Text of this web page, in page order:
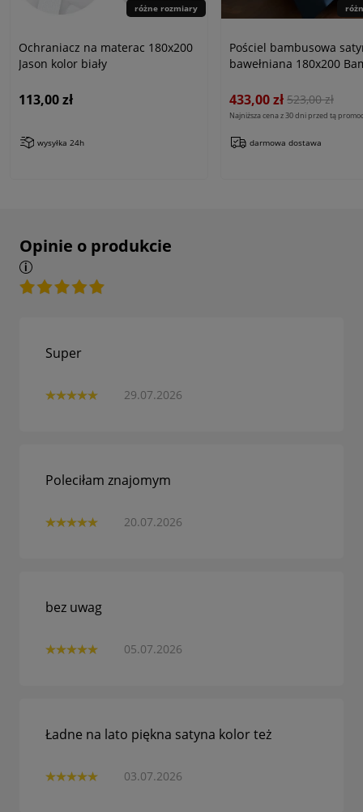
różne rozmiary
Ochraniacz na materac 180x200
Jason kolor biały
113,00 zł
wysyłka 24h
Pościel bambusowa
bawełniana 180x200
433,00 zł 523,00 zł
Najniższa cena z 30 dni przed tą
darmowa dostawa
Opinie o produkcie
29.07.2026
Super
20.07.2026
Poleciłam znajomym
05.07.2026
bez uwag
03.07.2026
Ładne na lato piękna satyna kolor też